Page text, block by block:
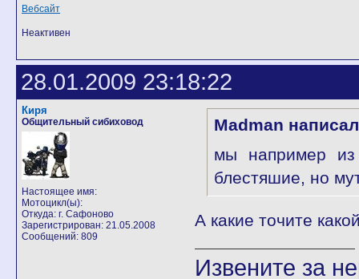
Вебсайт
Неактивен
28.01.2009 23:18:22
Киря
Общительный сибиховод
Настоящее имя:
Мотоцикл(ы):
Откуда: г. Сафоново
Зарегистрирован: 21.05.2008
Сообщений: 809
Madman
мы например из
блестяшие, но
А какие точите
Извените за